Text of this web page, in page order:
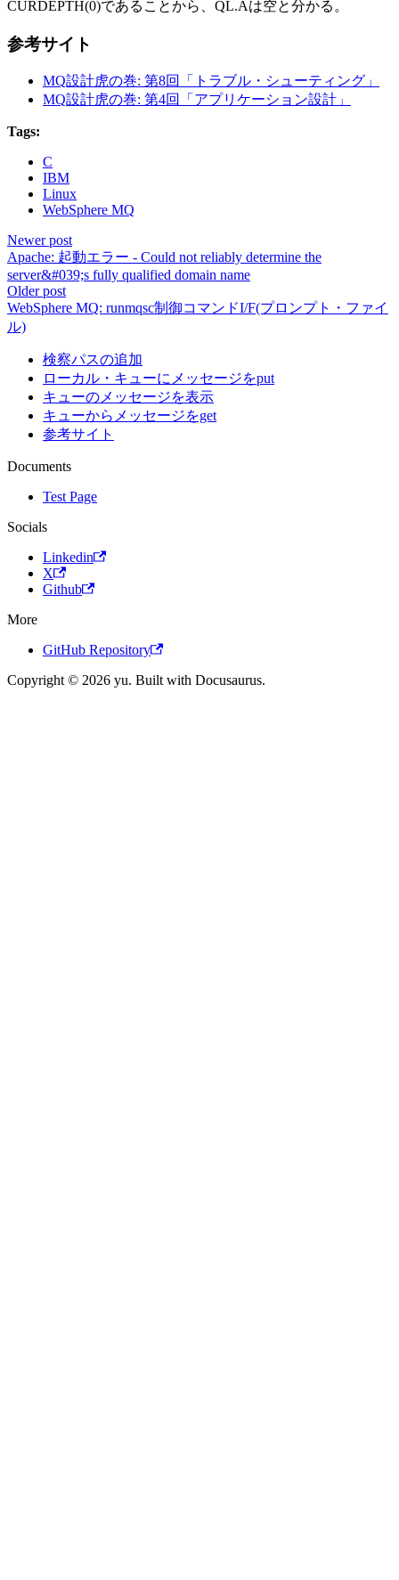
CURDEPTH(0)であることから、QL.Aは空と分かる。
参考サイト
MQ設計虎の巻: 第8回「トラブル・シューティング」
MQ設計虎の巻: 第4回「アプリケーション設計」
Tags:
C
IBM
Linux
WebSphere MQ
Newer post
Apache: 起動エラー - Could not reliably determine the
server&#039;s fully qualified domain name
Older post
WebSphere MQ: runmqsc制御コマンドI/F(プロンプト・ファイ
ル)
検察パスの追加
ローカル・キューにメッセージをput
キューのメッセージを表示
キューからメッセージをget
参考サイト
Documents
Test Page
Socials
Linkedin
X
Github
More
GitHub Repository
Copyright © 2026 yu. Built with Docusaurus.